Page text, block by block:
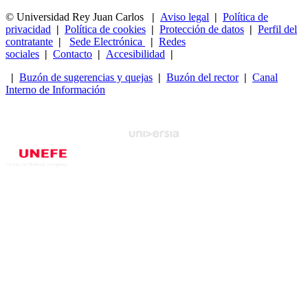
© Universidad Rey Juan Carlos
| Aviso legal | Política de
privacidad | Política de cookies | Protección de datos | Perfil del
contratante | Sede Electrónica | Redes
sociales | Contacto | Accesibilidad |
| Buzón de sugerencias y quejas | Buzón del rector| Canal
Interno de Información